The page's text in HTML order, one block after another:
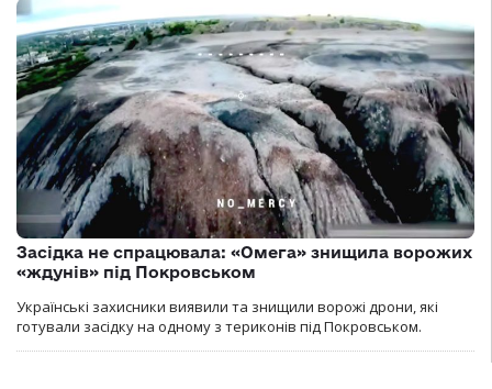
Засідка не спрацювала: «Омега» знищила ворожих
«ждунів» під Покровськом
Українські захисники виявили та знищили ворожі дрони, які
готували засідку на одному з териконів під Покровськом.